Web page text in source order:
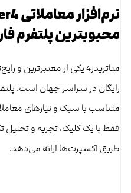
محبوبترین پلتفرم
متاتریدر4 یکی از
متناسب با سبک و نیازهای
فقط با یک کلیک، تجزیه و تحلیل
طریق اکسپرت‌ها ارائه می‌دهد.